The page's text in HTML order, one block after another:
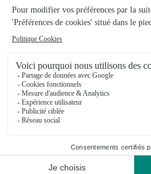
Monceau Fleurs
Cran Gevrier
★★★★★4.3 (105)
11, avenue de la République
Voir la boutique